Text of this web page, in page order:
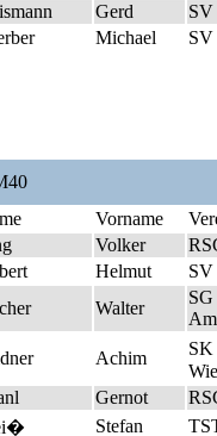
Gerd
SV
Michael SV
Vorname
Volker
Helmut
SV
Walter
SG
Achim
Gernot
Stefan